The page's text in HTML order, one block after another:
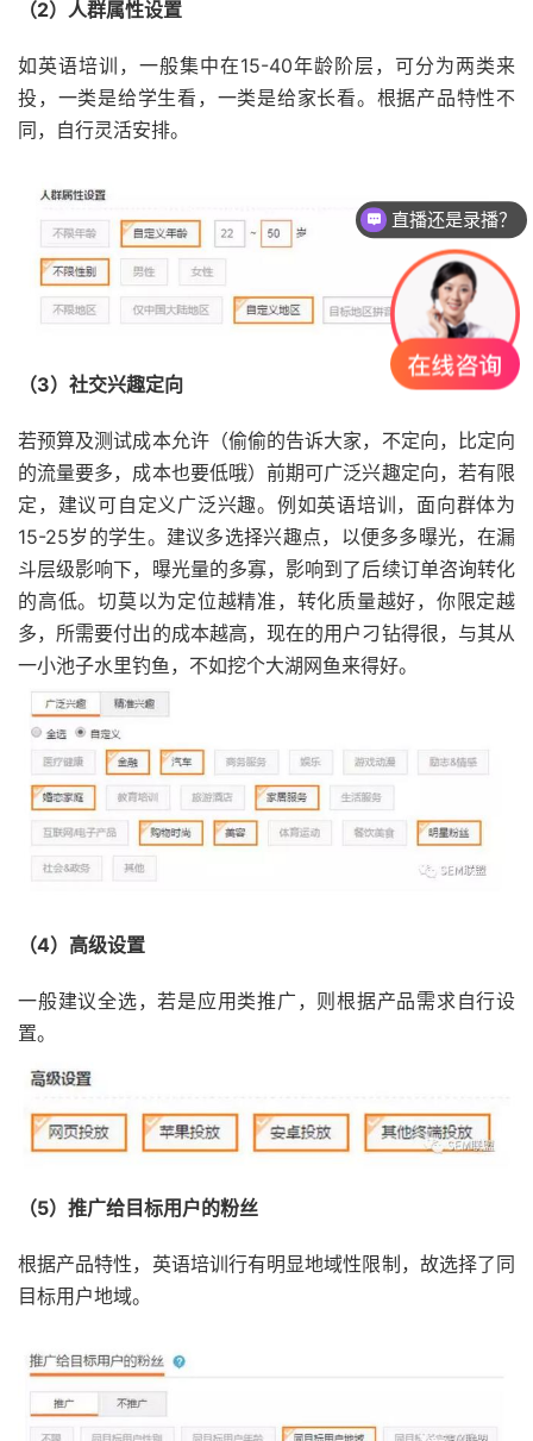
（2）人群属性设置
如英语培训，一般集中在15-40年龄阶层，可分为两类来
投，一类是给学生看，一类是给家长看。根据产品特性不
同，自行灵活安排。
（3）社交兴趣定向
若预算及测试成本允许（偷偷的告诉大家，不定向，比定向
的流量要多，成本也要低哦）前期可广泛兴趣定向，若有限
定，建议可自定义广泛兴趣。例如英语培训，面向群体为
15-25岁的学生。建议多选择兴趣点，以便多多曝光，在漏
斗层级影响下，曝光量的多寡，影响到了后续订单咨询转化
的高低。切莫以为定位越精准，转化质量越好，你限定越
多，所需要付出的成本越高，现在的用户刁钻得很，与其从
一小池子水里钓鱼，不如挖个大湖网鱼来得好。
（4）高级设置
一般建议全选，若是应用类推广，则根据产品需求自行设
置。
（5）推广给目标用户的粉丝
根据产品特性，英语培训行有明显地域性限制，故选择了同
目标用户地域。
直播还是录播？